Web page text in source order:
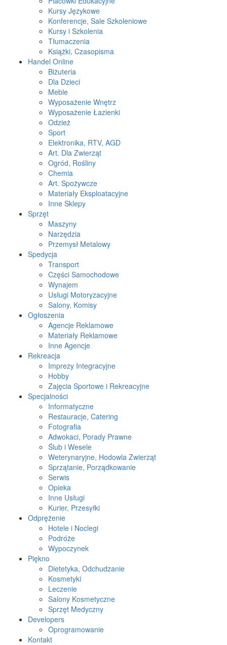
Kursy Językowe
Konferencje, Sale Szkoleniowe
Kursy i Szkolenia
Tłumaczenia
Książki, Czasopisma
Handel Online
Biżuteria
Dla Dzieci
Meble
Wyposażenie Wnętrz
Wyposażenie Łazienki
Odzież
Sport
Elektronika, RTV, AGD
Art. Dla Zwierząt
Ogród, Rośliny
Chemia
Art. Spożywcze
Materiały Eksploatacyjne
Inne Sklepy
Sprzęt
Maszyny
Narzędzia
Przemysł Metalowy
Spedycja
Transport
Części Samochodowe
Wynajem
Usługi Motoryzacyjne
Salony, Komisy
Ogłoszenia
Agencje Reklamowe
Materiały Reklamowe
Inne Agencje
Rekreacja
Imprezy Integracyjne
Hobby
Zajęcia Sportowe i Rekreacyjne
Specjalności
Informatyczne
Restauracje, Catering
Fotografia
Adwokaci, Porady Prawne
Ślub i Wesele
Weterynaryjne, Hodowla Zwierząt
Sprzątanie, Porządkowanie
Serwis
Opieka
Inne Usługi
Kurier, Przesyłki
Odprężenie
Hotele i Noclegi
Podróże
Wypoczynek
Piękno
Dietetyka, Odchudzanie
Kosmetyki
Leczenie
Salony Kosmetyczne
Sprzęt Medyczny
Developers
Oprogramowanie
Kontakt